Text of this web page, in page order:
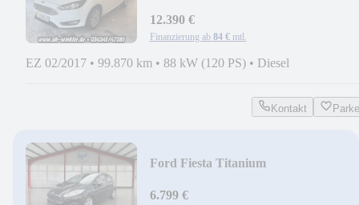
12.390 €
Finanzierung ab 84 € mtl.
EZ 02/2017 • 99.870 km • 88 kW (120 PS) • Diesel
Kontakt
Ford Fiesta Titanium
6.799 €